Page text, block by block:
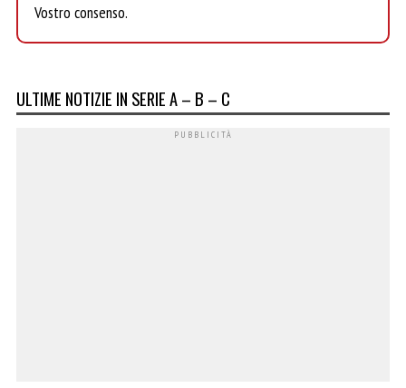
Vostro consenso.
ULTIME NOTIZIE IN SERIE A – B – C